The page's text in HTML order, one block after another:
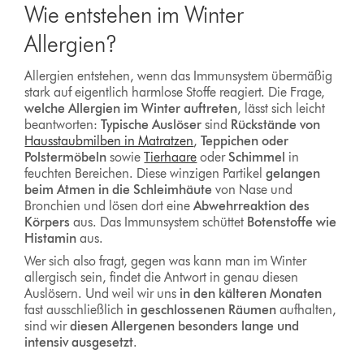
Wie entstehen im Winter
Allergien?
Allergien entstehen, wenn das Immunsystem übermäßig
stark auf eigentlich harmlose Stoffe reagiert. Die Frage,
welche Allergien im Winter auftreten, lässt sich leicht
beantworten:Typische Auslöser sind Rückstände von
Hausstaubmilben in Matratzen,Teppichen oder
Polstermöbeln sowieTierhaare oderSchimmel in
feuchten Bereichen. Diese winzigen Partikelgelangen
beim Atmen in die Schleimhäute von Nase und
Bronchien und lösen dort eineAbwehrreaktion des
Körpers aus. Das Immunsystem schüttet Botenstoffe wie
Histamin aus.
Wer sich also fragt, gegen was kann man im Winter
allergisch sein, findet die Antwort in genau diesen
Auslösern. Und weil wir uns in den kälteren Monaten
fast ausschließlich in geschlossenen Räumen aufhalten,
sind wirdiesen Allergenen besonders lange und
intensiv ausgesetzt.